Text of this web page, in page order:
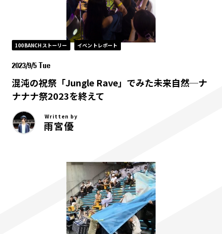
100BANCHストーリー イベントレポート
2023/9/5 Tue
混沌の祝祭「Jungle Rave」でみた未来自然─ナ
ナナナ祭2023を終えて
Written by
雨宮優